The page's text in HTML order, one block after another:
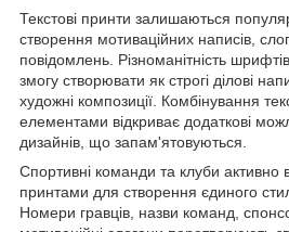
Текстові принти залишаються
створення мотиваційних написів,
повідомлень. Різноманітність
змогу створювати як строгі ділові
художні композиції. Комбінування
елементами відкриває додаткові
дизайнів, що запам'ятовуються.
Спортивні команди та клуби активно
принтами для створення єдиного
Номери гравців, назви команд,